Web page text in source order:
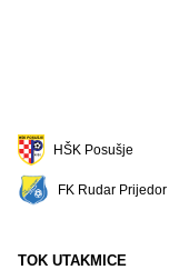
HŠK Posušje
FK Rudar Prijedor
TOK UTAKMICE